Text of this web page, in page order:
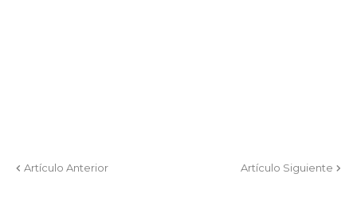
Artículo Anterior Artículo Siguiente